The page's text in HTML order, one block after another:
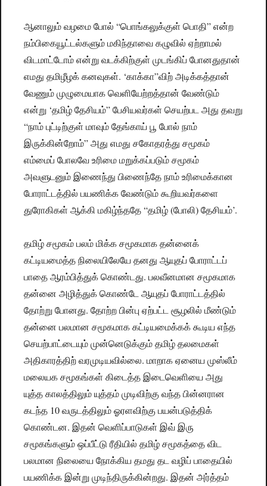
ஆனாலும் வழமை போல் “பொங்கலுக்குள் பொதி” என்ற
நம்பிகையூட்டல்களும் மகிந்தாவை கழுவில் ஏற்றாமல்
விடமாட்டோம் என்று வடக்கிற்குள் முடங்கிப் போனதுதான்
எமது தமிழீழக் கனவுகள். ‘காக்கா”விற் அடிக்கத்தான்
வேணும் முழுமையாக வெளியேற்றத்தான் வேண்டும்
என்று ‘தமிழ் தேசியம்” பேசியவர்கள் செயற்பட அது தவறு
“நாம் புட்டிற்குள் மாவும் தேங்காய் பூ போல் நாம்
இருக்கின்றோம்” அது எமது சகோதரத்து சமூகம்
எம்மைப் போலவே உரிமை மறுக்கப்படும் சமூகம்
அவளுடனும் இணைந்து பிணைந்தே நாம் உரிமைக்கான
போராட்டத்தில் பயணிக்க வேண்டும் கூறியவர்களை
துரோகிகள் ஆக்கி மகிழ்ந்ததே “தமிழ் (போலி) தேசியம்’.
தமிழ் சமூகம் பலம் மிக்க சமூகமாக தன்னைக்
கட்டியமைத்த நிலையிலேயே தனது ஆயுதப் போராட்டப்
பாதை ஆரம்பித்துக் கொண்டது. பலவீனமான சமூகமாக
தன்னை அழித்துக் கொண்டே ஆயுதப் போராட்டத்தில்
தோற்று போனது. தோற்ற பின்பு ஏற்பட்ட சூழலில் மீண்டும்
தன்னை பலமான சமூகமாக கட்டியமைக்கக் கூடிய எந்த
செயற்பாட்டையும் முன்னெடுக்கும் தமிழ் தலமைகள்
அதிகாரத்திற் வரமுடியவில்லை. மாறாக ஏனைய முஸ்லீம்
மலையக சமூகங்கள் கிடைத்த இடைவெளியை அது
யுத்த காலத்திலும் யுத்தம் முடிவிற்கு வந்த பின்னரான
கடந்த 10 வருடத்திலும் ஓரளவிற்கு பயன்படுத்திக்
கொண்டன. இதன் வெளிப்பாடுகள் இவ் இரு
சமூகங்களும் ஒப்பீட்டு ரீதியில் தமிழ் சமூகத்தை விட
பலமான நிலையை நோக்கிய தமது தட வழிப் பாதையில்
பயணிக்க இன்று முடிந்திருக்கின்றது. இதன் அர்த்தம்